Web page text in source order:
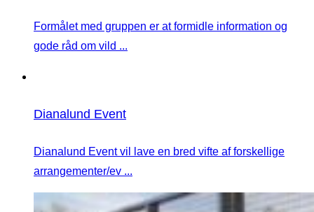
Formålet med gruppen er at formidle information og
gode råd om vild ...
Dianalund Event
Dianalund Event vil lave en bred vifte af forskellige
arrangementer/ev ...